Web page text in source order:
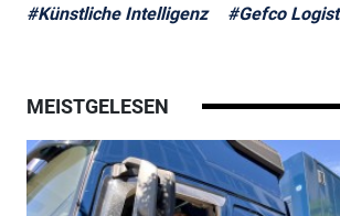
#Künstliche Intelligenz
#Gefco
MEISTGELESEN